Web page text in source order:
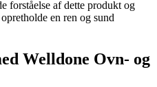
forståelse af dette produkt og
en ren og sund
Welldone Ovn- og